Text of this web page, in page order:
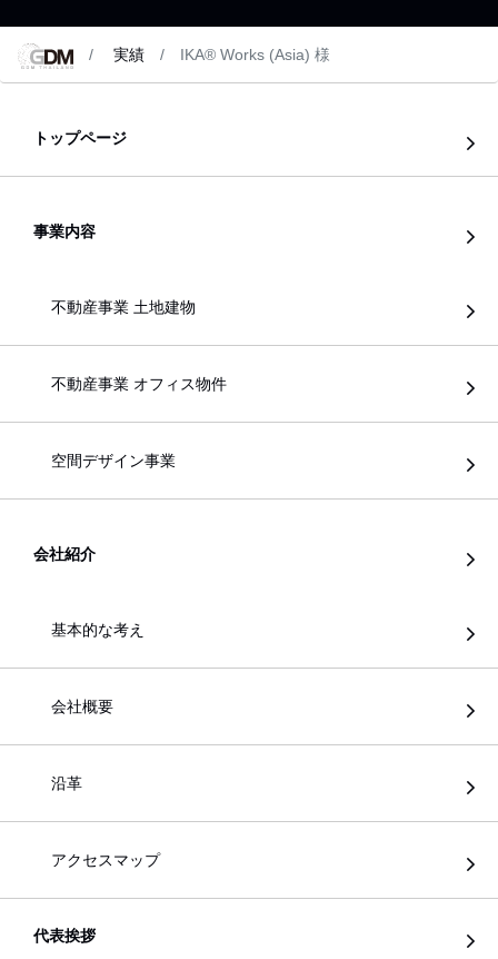
実績 IKA® Works (Asia) 様
トップページ
事業内容
不動産事業 土地建物
不動産事業 オフィス物件
空間デザイン事業
会社紹介
基本的な考え
会社概要
沿革
アクセスマップ
代表挨拶